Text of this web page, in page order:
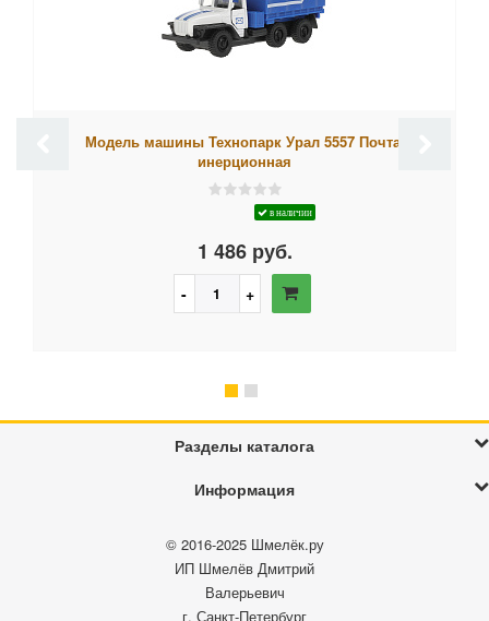
Модель машины Технопарк Урал 5557 Почта,
инерционная
в наличии
1 486 руб.
Разделы каталога
Информация
© 2016-2025 Шмелёк.ру
ИП Шмелёв Дмитрий
Валерьевич
г. Санкт-Петербург